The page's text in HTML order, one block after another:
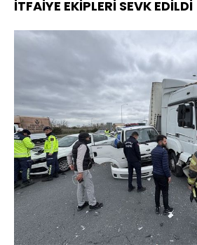
İTFAİYE EKİPLERİ SEVK EDİLDİ